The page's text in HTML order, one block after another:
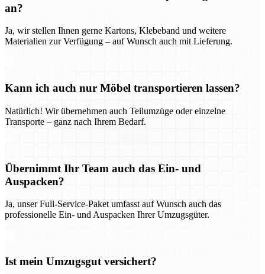
an?
Ja, wir stellen Ihnen gerne Kartons, Klebeband und weitere
Materialien zur Verfügung – auf Wunsch auch mit Lieferung.
Kann ich auch nur Möbel transportieren lassen?
Natürlich! Wir übernehmen auch Teilumzüge oder einzelne
Transporte – ganz nach Ihrem Bedarf.
Übernimmt Ihr Team auch das Ein- und
Auspacken?
Ja, unser Full-Service-Paket umfasst auf Wunsch auch das
professionelle Ein- und Auspacken Ihrer Umzugsgüter.
Ist mein Umzugsgut versichert?